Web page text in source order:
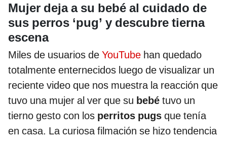
Mujer deja a su bebé al cuidado de
sus perros ‘pug’ y descubre tierna
escena
Miles de usuarios de YouTube han quedado
totalmente enternecidos luego de visualizar un
reciente video que nos muestra la reacción que
tuvo una mujer al ver que su bebé tuvo un
tierno gesto con los perritos pugs que tenía
en casa. La curiosa filmación se hizo tendencia